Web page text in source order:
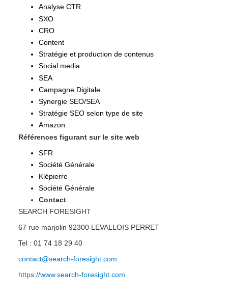
Analyse CTR
SXO
CRO
Content
Stratégie et production de contenus
Social media
SEA
Campagne Digitale
Synergie SEO/SEA
Stratégie SEO selon type de site
Amazon
Références figurant sur le site web
SFR
Société Générale
Klépierre
Société Générale
Contact
SEARCH FORESIGHT
67 rue marjolin 92300 LEVALLOIS PERRET
Tel : 01 74 18 29 40
contact@search-foresight.com
https://www.search-foresight.com